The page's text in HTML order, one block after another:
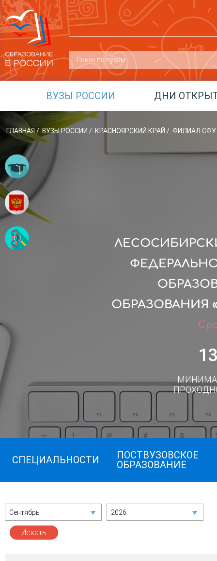
ВУЗЫ РОССИИ ДНИ
ГЛАВНАЯ/ ВУЗЫ РОССИИ / КРАСНОЯРСКИЙ КРАЙ / ФИЛИАЛ СФУ
ОБРАЗОВАНИЯ
СПЕЦИАЛЬНОСТИ
ПОСТВУЗОВСКОЕ
ОБРАЗОВАНИЕ
Сентябрь 2026